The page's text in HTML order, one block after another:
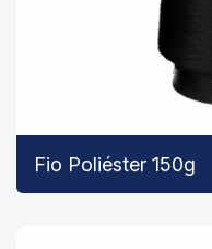
Fio Poliéster 150g